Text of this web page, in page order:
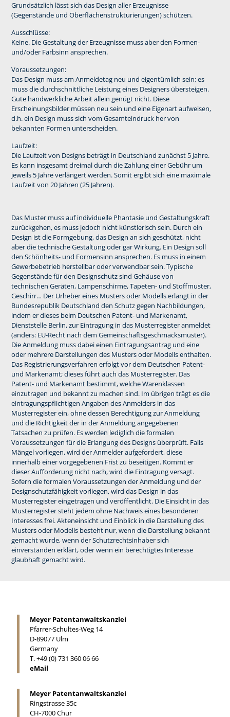
Grundsätzlich lässt sich das Design aller Erzeugnisse
(Gegenstände und Oberflächenstrukturierungen) schützen.
Ausschlüsse:
Keine. Die Gestaltung der Erzeugnisse muss aber den Formen-
und/oder Farbsinn ansprechen.
Voraussetzungen:
Das Design muss am Anmeldetag neu und eigentümlich sein; es
muss die durchschnittliche Leistung eines Designers übersteigen.
Gute handwerkliche Arbeit allein genügt nicht. Diese
Erscheinungsbilder müssen neu sein und eine Eigenart aufweisen,
d.h. ein Design muss sich vom Gesamteindruck her von
bekannten Formen unterscheiden.
Laufzeit:
Die Laufzeit von Designs beträgt in Deutschland zunächst 5 Jahre.
Es kann insgesamt dreimal durch die Zahlung einer Gebühr um
jeweils 5 Jahre verlängert werden. Somit ergibt sich eine maximale
Laufzeit von 20 Jahren (25 Jahren).
Das Muster muss auf individuelle Phantasie und Gestaltungskraft
zurückgehen, es muss jedoch nicht künstlerisch sein. Durch ein
Design ist die Formgebung, das Design an sich geschützt, nicht
aber die technische Gestaltung oder gar Wirkung. Ein Design soll
den Schönheits- und Formensinn ansprechen. Es muss in einem
Gewerbebetrieb herstellbar oder verwendbar sein. Typische
Gegenstände für den Designschutz sind Gehäuse von
technischen Geräten, Lampenschirme, Tapeten- und Stoffmuster,
Geschirr… Der Urheber eines Musters oder Modells erlangt in der
Bundesrepublik Deutschland den Schutz gegen Nachbildungen,
indem er dieses beim Deutschen Patent- und Markenamt,
Dienststelle Berlin, zur Eintragung in das Musterregister anmeldet
(anders: EU-Recht nach dem Gemeinschaftsgeschmacksmuster).
Die Anmeldung muss dabei einen Eintragungsantrag und eine
oder mehrere Darstellungen des Musters oder Modells enthalten.
Das Registrierungsverfahren erfolgt vor dem Deutschen Patent-
und Markenamt; dieses führt auch das Musterregister. Das
Patent- und Markenamt bestimmt, welche Warenklassen
einzutragen und bekannt zu machen sind. Im übrigen trägt es die
eintragungspflichtigen Angaben des Anmelders in das
Musterregister ein, ohne dessen Berechtigung zur Anmeldung
und die Richtigkeit der in der Anmeldung angegebenen
Tatsachen zu prüfen. Es werden lediglich die formalen
Voraussetzungen für die Erlangung des Designs überprüft. Falls
Mängel vorliegen, wird der Anmelder aufgefordert, diese
innerhalb einer vorgegebenen Frist zu beseitigen. Kommt er
dieser Aufforderung nicht nach, wird die Eintragung versagt.
Sofern die formalen Voraussetzungen der Anmeldung und der
Designschutzfähigkeit vorliegen, wird das Design in das
Musterregister eingetragen und veröffentlicht. Die Einsicht in das
Musterregister steht jedem ohne Nachweis eines besonderen
Interesses frei. Akteneinsicht und Einblick in die Darstellung des
Musters oder Modells besteht nur, wenn die Darstellung bekannt
gemacht wurde, wenn der Schutzrechtsinhaber sich
einverstanden erklärt, oder wenn ein berechtigtes Interesse
glaubhaft gemacht wird.
Meyer Patentanwaltskanzlei
Pfarrer-Schultes-Weg 14
D-89077 Ulm
Germany
T. +49 (0) 731 360 06 66
eMail
Meyer Patentanwaltskanzlei
Ringstrasse 35c
CH-7000 Chur